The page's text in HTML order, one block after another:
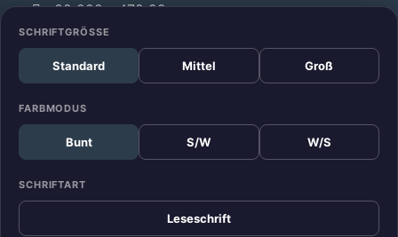
SCHRIFTGRÖSSE
Standard Mittel Groß
FARBMODUS
Bunt S/W W/S
SCHRIFTART
Leseschrift
+32 228 - 472 99
Büro Straßburg
Europäisches Parlament
Allée du Printemps –
WEISS T12 029
F-67070 Straßburg
+33 388 - 17 52 99